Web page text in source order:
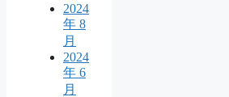
2024
年 8
月
2024
年 6
月